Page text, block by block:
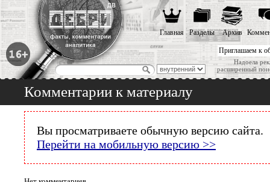
Приглашаем к
Надоела
расширенный
Главная Разделы Архив
Комментарии к материалу
Вы просматриваете обычную версию сайта.
Перейти на мобильную версию >>